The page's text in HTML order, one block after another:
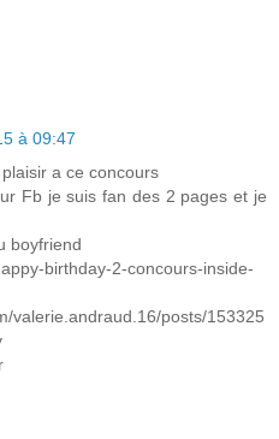
à 09:47
a ce concours
Fb je suis fan des 2 pages et je
boyfriend
birthday-2-concours-inside-
valerie.andraud.16/posts/153325